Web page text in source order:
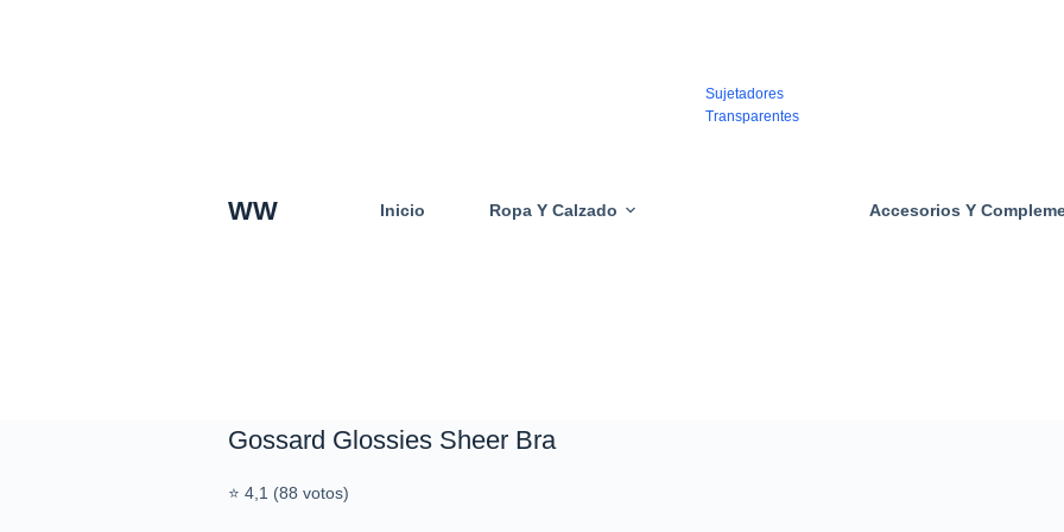
WW Inicio Ropa Y Calzado
Sujetadores
Transparentes
Accesorios Y
Gossard Glossies Sheer Bra
⭐ 4,1 (88 votos)